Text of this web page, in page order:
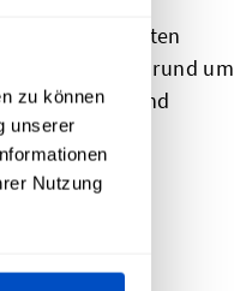
zu können
unserer
Nutzung
den Vereinigten
ist rund um
Spanisch und